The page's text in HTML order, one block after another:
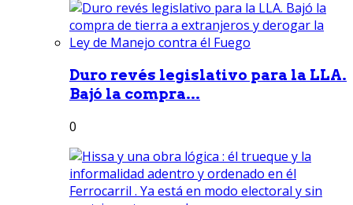
Duro revés legislativo para la LLA.
Bajó la compra...
0